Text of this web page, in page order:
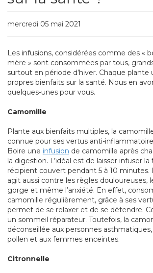
mercredi 05 mai 2021
Les infusions, considérées comme des «
mère » sont consommées par tous,
surtout en période d’hiver. Chaque plante
propres bienfaits sur la santé. Nous en
quelques-unes pour vous.
Camomille
Plante aux bienfaits multiples, la
connue pour ses vertus anti-
Boire une infusion de camomille après
la digestion. L’idéal est de laisser infuser
récipient couvert pendant 5 à 10 minutes.
agit aussi contre les règles douloureuses,
gorge et même l’anxiété. En effet,
camomille régulièrement, grâce à ses
permet de se relaxer et de se détendre.
un sommeil réparateur. Toutefois, la
déconseillée aux personnes
pollen et aux femmes enceintes.
Citronnelle